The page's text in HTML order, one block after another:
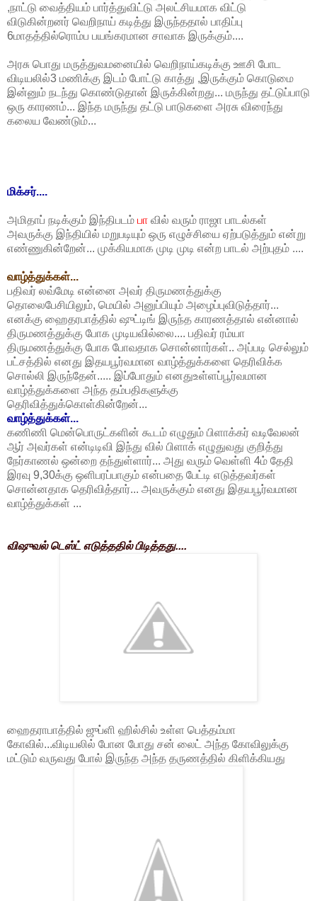
,நாட்டு வைத்தியம் பார்த்துவிட்டு அலட்சியமாக விட்டு
விடுகின்றனர் வெறிநாய் கடித்து இருந்ததால் பாதிப்பு
6மாதத்தில்ரொம்ப பயங்கரமான சாவாக இருக்கும்....
அரசு பொது மருத்துவமனையில் வெறிநாய்கடிக்கு ஊசி போட
விடியலில்3 மணிக்கு இடம் போட்டு காத்து ,இருக்கும் கொடுமை
இன்னும் நடந்து கொண்டுதான் இருக்கின்றது... மருந்து தட்டுப்பாடு
ஒரு காரணம்... இந்த மருந்து தட்டு பாடுகளை அரசு விரைந்து
கலைய வேண்டும்...
மிக்சர்....
அமிதாப் நடிக்கும் இந்திபடம் பா வில் வரும் ராஜா பாடல்கள்
அவருக்கு இந்தியில் மறுபடியும் ஒரு எழுச்சியை ஏற்படுத்தும் என்று
எண்ணுகின்றேன்... முக்கியமாக முடி முடி என்ற பாடல் அற்புதம் ....
வாழ்த்துக்கள்...
பதிவர் லவ்மேடி என்னை அவர் திருமணத்துக்கு
தொலைபேசியிலும், மெயில் அனுப்பியும் அழைப்புவிடுத்தார்...
எனக்கு ஹைதரபாத்தில் ஷுட்டிங் இருந்த காரணத்தால் என்னால்
திருமணத்துக்கு போக முடியவில்லை.... பதிவர் ரம்யா
திருமணத்துக்கு போக போவதாக சொன்னார்கள்.. அப்படி செல்லும்
பட்சத்தில் எனது இதயபூர்வமான வாழ்த்துக்களை தெரிவிக்க
சொல்லி இருந்தேன்..... இப்போதும் எனதுஉள்ளப்பூர்வமான
வாழ்த்துக்களை அந்த தம்பதிகளுக்கு
தெரிவித்துக்கொள்கின்றேன்...
வாழ்த்துக்கள்...
கணிணி மென்பொருட்களின் கூடம் எழுதும் பிளாக்கர் வடிவேலன்
ஆர் அவர்கள் என்டிடிவி இந்து வில் பிளாக் எழுதுவது குறித்து
நேர்காணல் ஒன்றை தந்துள்ளார்... அது வரும் வெள்ளி 4ம் தேதி
இரவு 9,30க்கு ஒளிபரப்பாகும் என்பதை பேட்டி எடுத்தவர்கள்
சொன்னதாக தெரிவித்தார்... அவருக்கும் எனது இதயபூர்வமான
வாழ்த்துக்கள் ...
விஷுவல் டெஸ்ட் எடுத்ததில் பிடித்தது....
ஹைதராபாத்தில் ஜுப்ளி ஹில்சில் உள்ள பெத்தம்மா
கோவில்...விடியலில் போன போது சன் லைட் அந்த கோவிலுக்கு
மட்டும் வருவது போல் இருந்த அந்த தருணத்தில் கிளிக்கியது